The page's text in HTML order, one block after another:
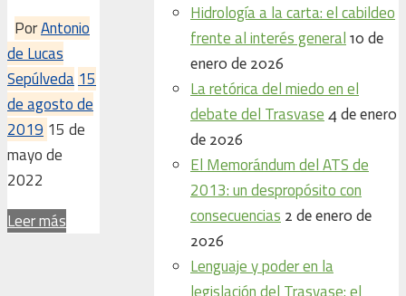
PorAntonio
de Lucas
Sepúlveda 15
de agosto de
2019 15 de
mayo de
2022
Leer más
Hidrología a la carta: el cabildeo
frente al interés general 10 de
enero de 2026
La retórica del miedo en el
debate del Trasvase 4 de enero
de 2026
El Memorándum del ATS de
2013: un despropósito con
consecuencias 2 de enero de
2026
Lenguaje y poder en la